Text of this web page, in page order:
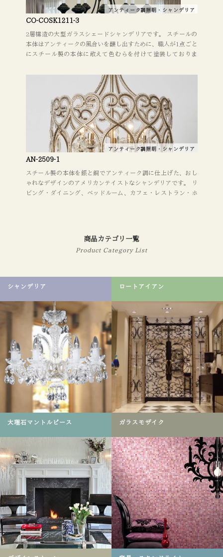
アンティーク調照明・シャンデリア
CO-COSK1211-3
2層構造の大型ガラスシェードシャンデリアです。 スチールの
本体はアンティークの風合いを醸し出すために、職人が1点ごと
にスチール製の本体に敢えて色むらを付けて塗装しておりま
ンジ・ホール・店舗などの商業施設にお勧め。 照明器具を取り
替えるだけでも、お部屋のイメージがガラッと変わります。 デ
ザインやレイアウトに関してもお気軽にご相談ください。
アンティーク調照明・シャンデリア
AN-2509-1
スチール製の本体を銀と銅でアンティーク調に仕上げた、おし
ゃれなデザインのアメリカンテイストなシャンデリアです。 リ
ビング・ダイニング、ベッドルーム、カフェ・レストラン・ホ
商品カテゴリ一覧
Product Category List
シャンデリア ロートアイアン
大理石マントルピース ガラスモザイク